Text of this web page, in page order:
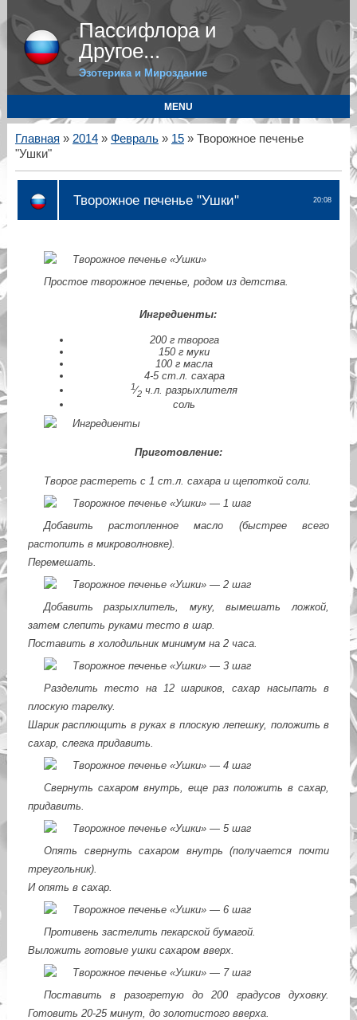
Пассифлора и
Другое...
Эзотерика и Мироздание
MENU
Главная » 2014 » Февраль » 15» Творожное печенье
"Ушки"
20:08
Творожное печенье "Ушки"
Простое творожное печенье, родом из детства.
Ингредиенты:
200 г творога
150 г муки
100 г масла
4-5 ст.л. сахара
1⁄2 ч.л. разрыхлителя
соль
Приготовление:
Творог растереть с 1 ст.л. сахара и щепоткой соли.
Добавить растопленное масло (быстрее всего
растопить в микроволновке).
Перемешать.
Добавить разрыхлитель, муку, вымешать ложкой,
затем слепить руками тесто в шар.
Поставить в холодильник минимум на 2 часа.
Разделить тесто на 12 шариков, сахар насыпать в
плоскую тарелку.
Шарик расплющить в руках в плоскую лепешку, положить в
сахар, слегка придавить.
Свернуть сахаром внутрь, еще раз положить в сахар,
придавить.
Опять свернуть сахаром внутрь (получается почти
треугольник).
И опять в сахар.
Противень застелить пекарской бумагой.
Выложить готовые ушки сахаром вверх.
Поставить в разогретую до 200 градусов духовку.
Готовить 20-25 минут, до золотистого вверха.